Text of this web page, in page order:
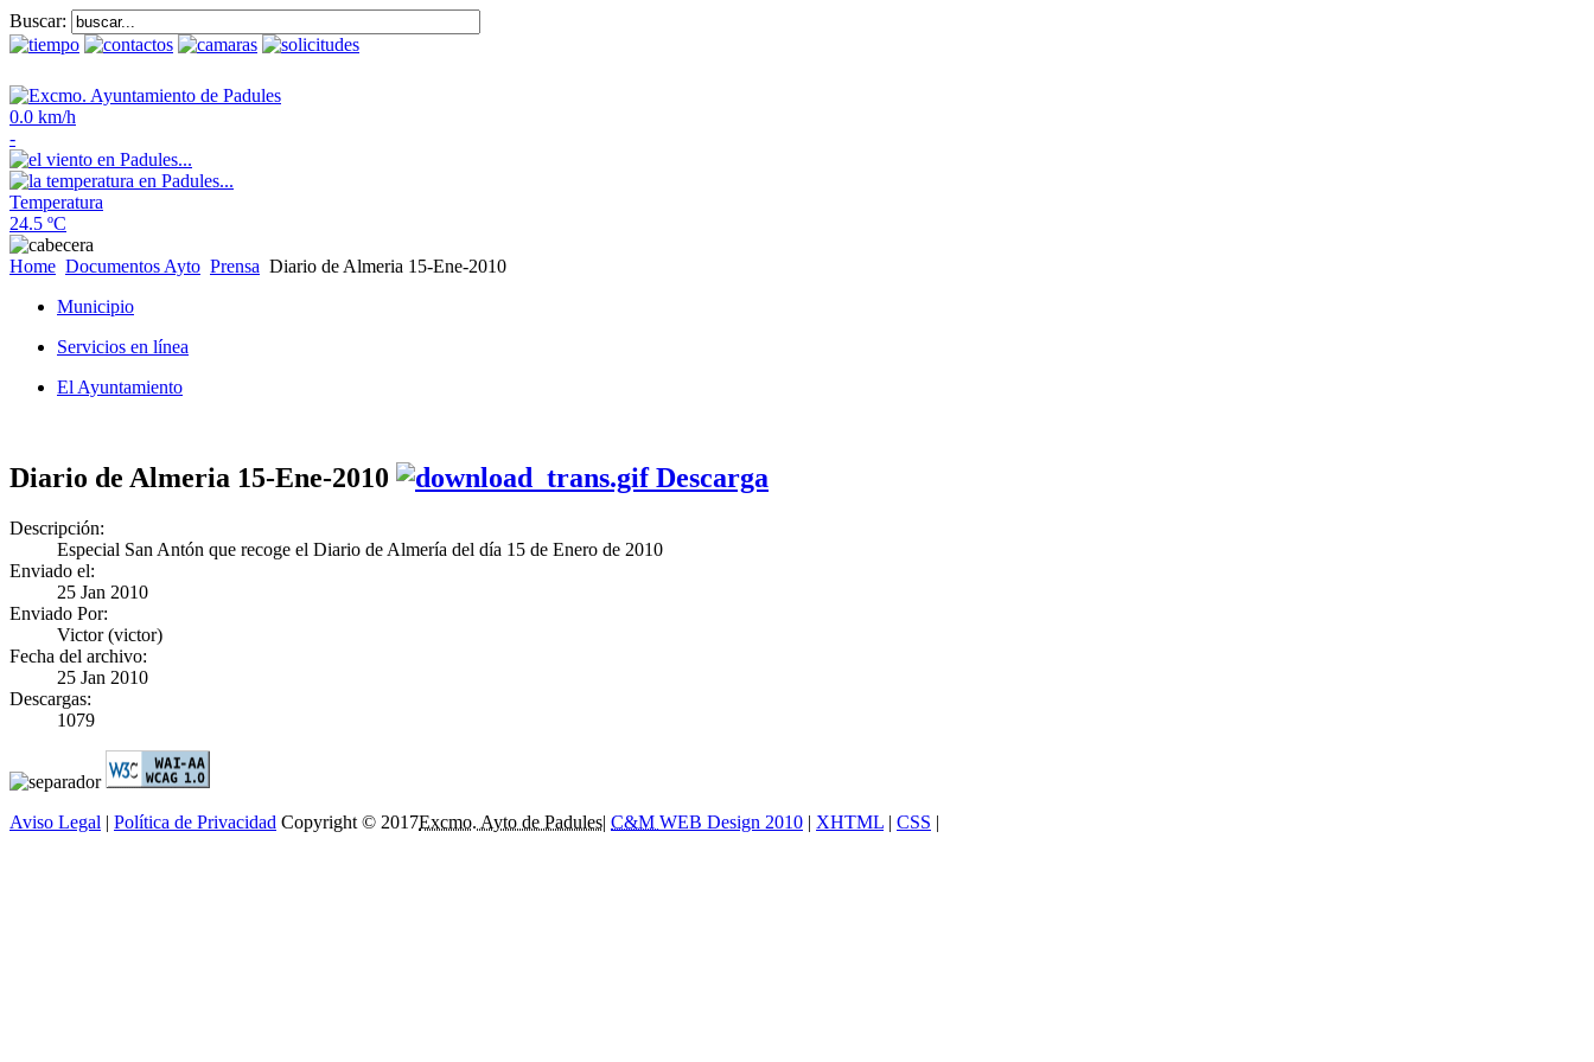
Buscar:
0.0 km/h
-
Temperatura
24.5 ºC
Home Documentos Ayto Prensa Diario de Almeria 15-Ene-2010
Municipio
Servicios en línea
El Ayuntamiento
Diario de Almeria 15-Ene-2010 Descarga
Descripción:
Especial San Antón que recoge el Diario de Almería del día 15 de Enero de 2010
Enviado el:
25 Jan 2010
Enviado Por:
Victor (victor)
Fecha del archivo:
25 Jan 2010
Descargas:
1079
Aviso Legal | Política de Privacidad Copyright © 2017Excmo. Ayto de Padules| C&M WEB Design 2010 | XHTML | CSS |